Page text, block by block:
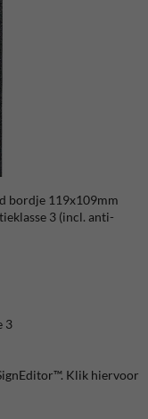
bordje 119x109mm
3 (incl. anti-
3
Klik hiervoor